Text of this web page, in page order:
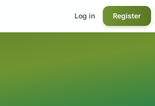
Log in Register